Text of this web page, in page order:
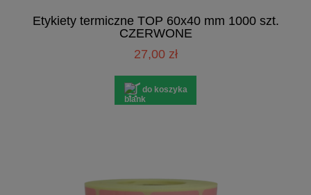
Etykiety termiczne TOP 60x40 mm 1000 szt.
CZERWONE
27,00 zł
do koszyka